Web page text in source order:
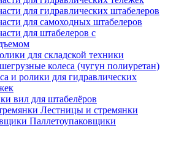
для гидравлических штабелеров
для самоходных штабелеров
для штабелеров с
для складской техники
колеса (чугун полиуретан)
и ролики для гидравлических
вил для штабелёров
Лестницы и стремянки
Паллетоупаковщики